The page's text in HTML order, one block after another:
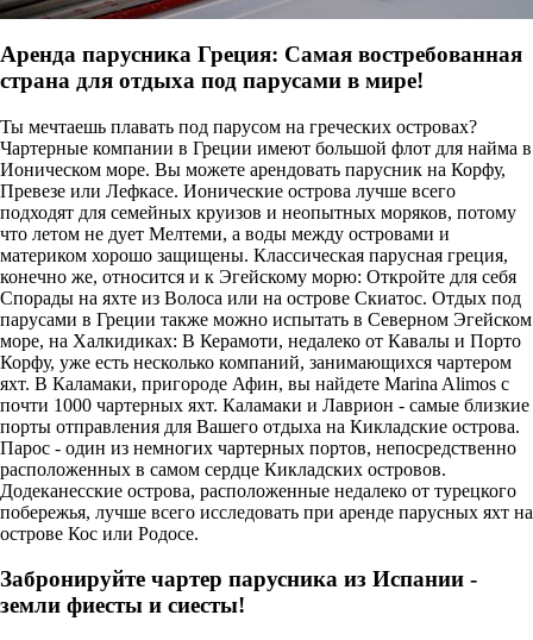
Аренда парусника Греция: Самая востребованная
страна для отдыха под парусами в мире!
Ты мечтаешь плавать под парусом на греческих островах?
Чартерные компании в Греции имеют большой флот для найма в
Ионическом море. Вы можете арендовать парусник на Корфу,
Превезе или Лефкасе. Ионические острова лучше всего
подходят для семейных круизов и неопытных моряков, потому
что летом не дует Мелтеми, а воды между островами и
материком хорошо защищены. Классическая парусная греция,
конечно же, относится и к Эгейскому морю: Откройте для себя
Спорады на яхте из Волоса или на острове Скиатос. Отдых под
парусами в Греции также можно испытать в Северном Эгейском
море, на Халкидиках: В Керамоти, недалеко от Кавалы и Порто
Корфу, уже есть несколько компаний, занимающихся чартером
яхт. В Каламаки, пригороде Афин, вы найдете Marina Alimos с
почти 1000 чартерных яхт. Каламаки и Лаврион - самые близкие
порты отправления для Вашего отдыха на Кикладские острова.
Парос - один из немногих чартерных портов, непосредственно
расположенных в самом сердце Кикладских островов.
Додеканесские острова, расположенные недалеко от турецкого
побережья, лучше всего исследовать при аренде парусных яхт на
острове Кос или Родосе.
Забронируйте чартер парусника из Испании -
земли фиесты и сиесты!